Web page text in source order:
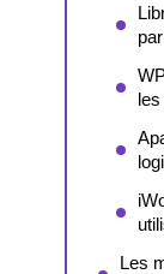
Les